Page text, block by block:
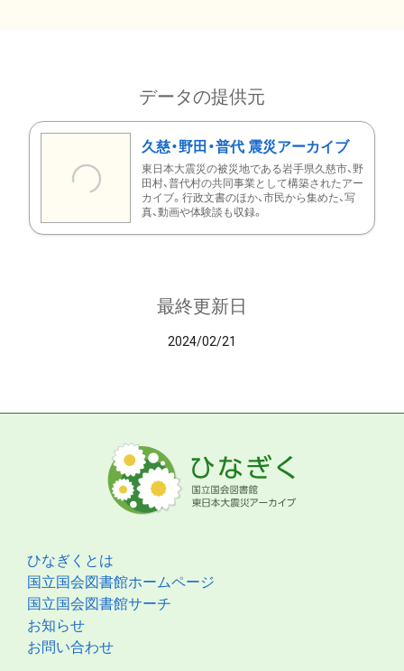
データの提供元
久慈・野田・普代 震災アーカイブ
東日本大震災の被災地である岩手県久慈市、野
田村、普代村の共同事業として構築されたアー
カイブ。行政文書のほか、市民から集めた、写
真、動画や体験談も収録。
最終更新日
2024/02/21
ひなぎくとは
国立国会図書館ホームページ
国立国会図書館サーチ
お知らせ
お問い合わせ